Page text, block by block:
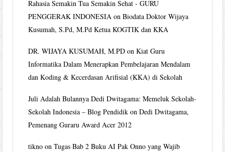
Rahasia Semakin Tua Semakin Sehat - GURU
PENGGERAK INDONESIA onBiodata Doktor Wijaya
Kusumah, S.Pd, M.Pd Ketua KOGTIK dan KKA
DR. WIJAYA KUSUMAH, M.PD onKiat Guru
Informatika Dalam Menerapkan Pembelajaran Mendalam
dan Koding & Kecerdasan Arifisial (KKA) di Sekolah
Juli Adalah Bulannya Dedi Dwitagama: Memeluk Sekolah-
Sekolah Indonesia – Blog Pendidik onDedi Dwitagama,
Pemenang Guraru Award Acer 2012
tikno onTugas Bab 2 Buku AI Pak Onno yang Wajib